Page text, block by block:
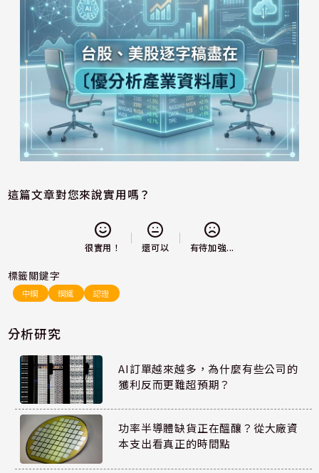
這篇文章對您來說實用嗎？
很實用！ 還可以 有待加強...
標籤關鍵字
中鋼 鋼鐵 認證
分析研究
AI訂單越來越多，為什麼有些公司的
獲利反而更難超預期？
功率半導體缺貨正在醞釀？從大廠資
本支出看真正的時間點